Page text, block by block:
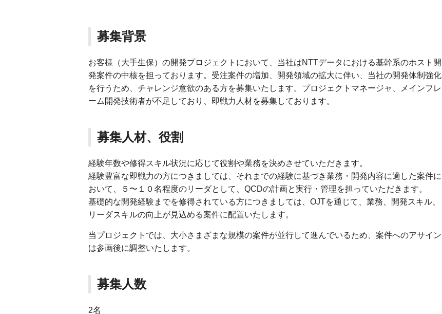
募集背景
お客様（大手生保）の開発プロジェクトにおいて、当社はNTTデータにおける基幹系のホスト開
発案件の中核を担っております。受注案件の増加、開発領域の拡大に伴い、当社の開発体制強化
を行うため、チャレンジ意欲のある方を募集いたします。プロジェクトマネージャ、メインフレ
ーム開発技術者が不足しており、即戦力人材を募集しております。
募集人材、役割
経験年数や修得スキル状況に応じて役割や業務を決めさせていただきます。
経験豊富な即戦力の方につきましては、それまでの経験に基づき業務・開発内容に適した案件に
おいて、５〜１０名程度のリーダとして、QCDの計画と実行・管理を担っていただきます。
基礎的な開発経験までを修得されている方につきましては、OJTを通じて、業務、開発スキル、
リーダスキルの向上が見込める案件に配置いたします。
当プロジェクトでは、大小さまざまな規模の案件が並行して進んでいるため、案件へのアサイン
は参画後に調整いたします。
募集人数
2名